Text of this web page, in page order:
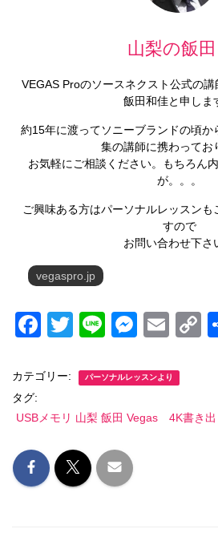
山梨の飯田
VEGAS Proのソースネクスト公式の
飯田和佳と申しま
約15年に渡ってソニーブランドの頃か
集の講師に携わってお
お気軽にご相談ください。もちろん
が。。。
ご興味ある方はパーソナルレッスンも
すので
お問い合わせ下さ
vegaspro.jp
F
c
b
o
o
T
tt
Li
e
M
ss
n
E
ail
カテゴリー: パーソナルレッスンより
タグ:
USBメモリ 山梨 飯田 Vegas 4K書き